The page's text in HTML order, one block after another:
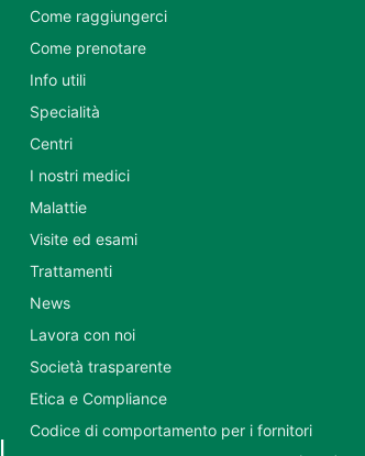
Come raggiungerci
Come prenotare
Info utili
Specialità
Centri
I nostri medici
Malattie
Visite ed esami
Trattamenti
News
Lavora con noi
Società trasparente
Etica e Compliance
Codice di comportamento per i fornitori